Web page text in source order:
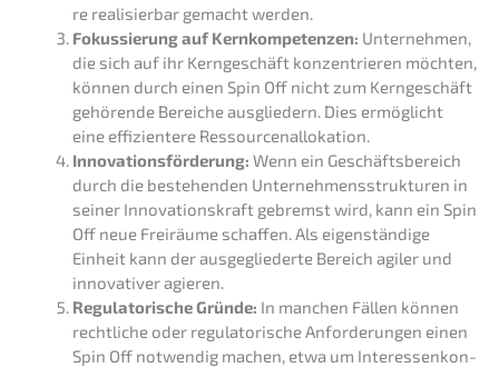
re reali­sier­bar gemacht werden.
Fokus­sie­rung auf Kernkom­pe­ten­zen: Unter­neh­men,
die sich auf ihr Kernge­schäft konzen­trie­ren möchten,
können durch einen Spin Off nicht zum Kernge­schäft
gehören­de Berei­che ausglie­dern. Dies ermög­licht
eine effizi­en­te­re Ressourcenallokation.
Innova­ti­ons­för­de­rung: Wenn ein Geschäfts­be­reich
durch die bestehen­den Unter­neh­mens­struk­tu­ren in
seiner Innova­ti­ons­kraft gebremst wird, kann ein Spin
Off neue Freiräu­me schaf­fen. Als eigen­stän­di­ge
Einheit kann der ausge­glie­der­te Bereich agiler und
innova­ti­ver agieren.
Regula­to­ri­sche Gründe: In manchen Fällen können
recht­li­che oder regula­to­ri­sche Anfor­de­run­gen einen
Spin Off notwen­dig machen, etwa um Inter­es­sen­kon­